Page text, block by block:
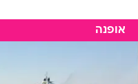
אופנה